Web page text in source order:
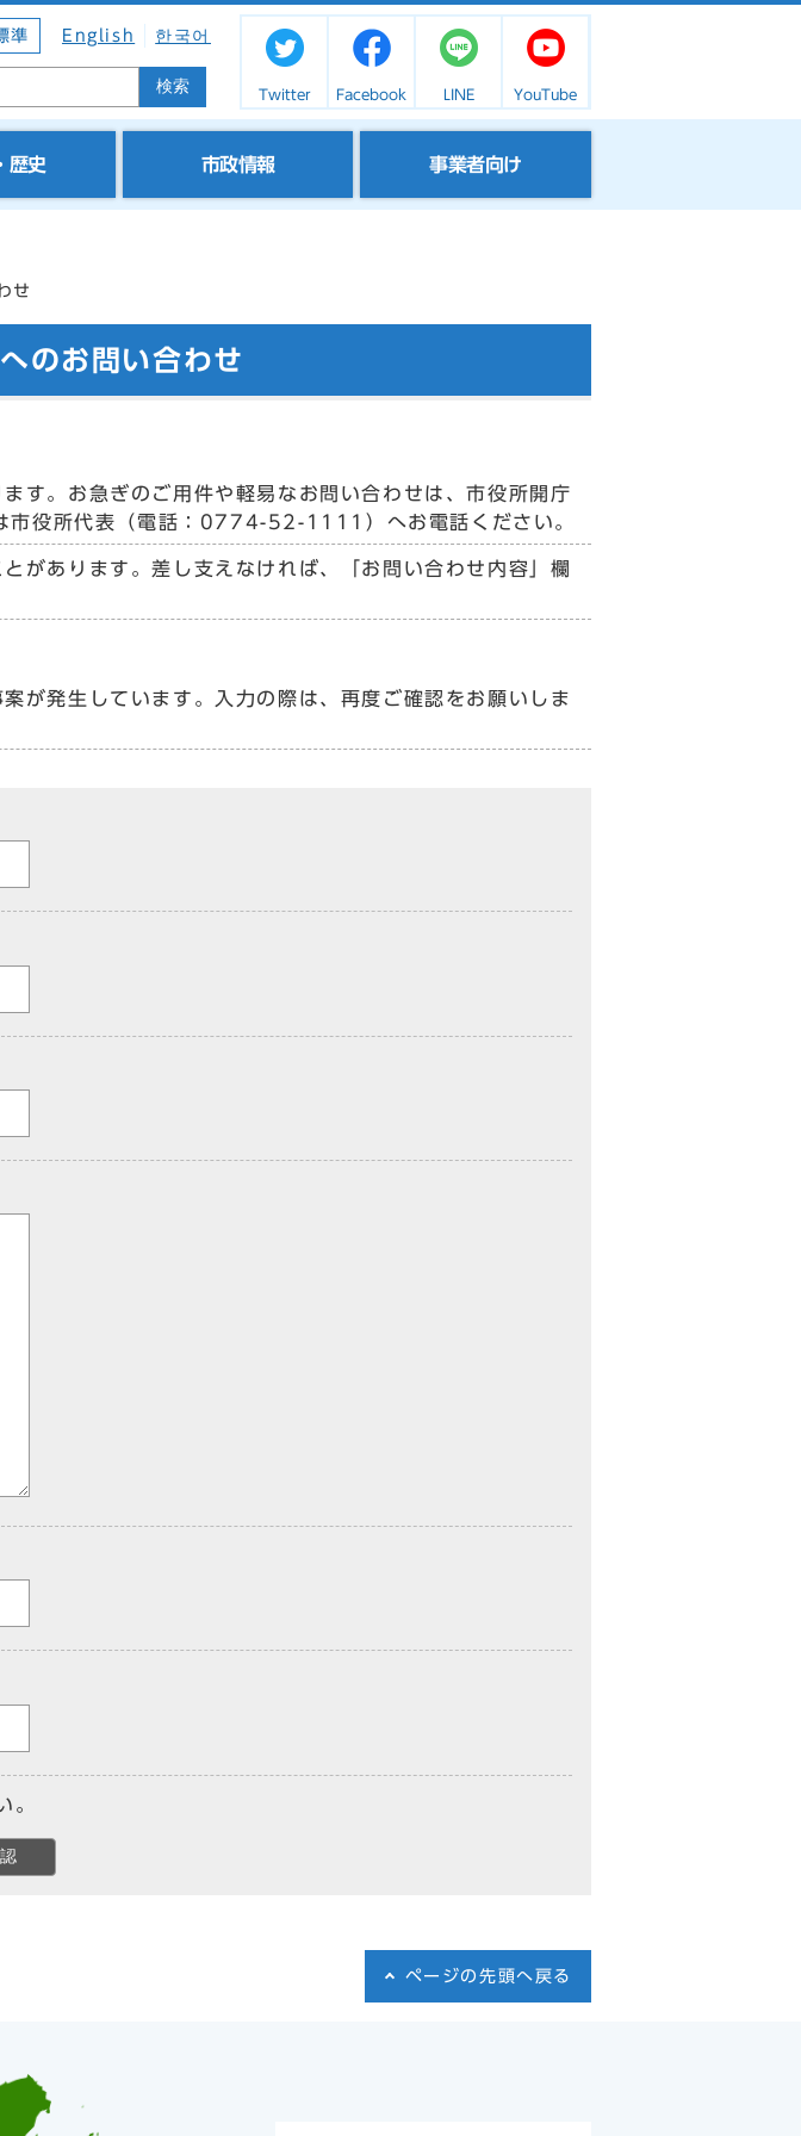
準 English 한국어
検索 Twitter Facebook LINE YouTube
歴史 市政情報 事業者向け
せ
のお問い合わせ
す。お急ぎのご用件や軽易なお問い合わせは、市役所開庁
役所代表（電話：0774-52-1111）へお電話ください。
があります。差し支えなければ、「お問い合わせ内容」欄
が発生しています。入力の際は、再度ご確認をお願いしま
。
ページの先頭へ戻る